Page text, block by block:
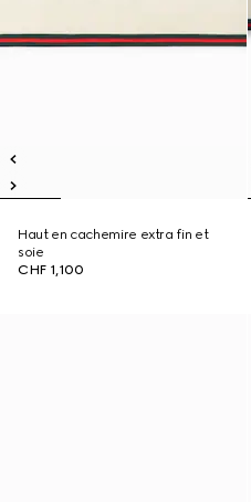
Haut en cachemire extra fin et
soie
CHF 1,100